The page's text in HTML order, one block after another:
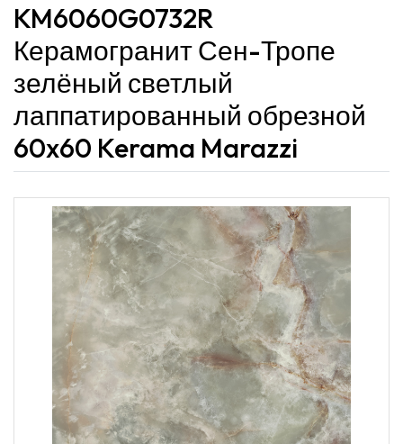
KM6060G0732R
Керамогранит Сен-Тропе
зелёный светлый
лаппатированный обрезной
60x60 Kerama Marazzi